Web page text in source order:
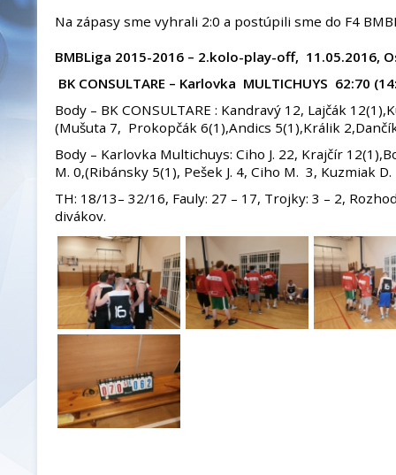
Na zápasy sme vyhrali 2:0 a postúpili sme do F4
BMBLiga 2015-2016 – 2.kolo-play-off, 11.05.2016,
BK CONSULTARE – Karlovka MULTICHUYS 62:70
Body – BK CONSULTARE : Kandravý 12, Lajčák
(Mušuta 7, Prokopčák 6(1),Andics 5(1),Králik
Body – Karlovka Multichuys: Ciho J. 22, Krajčír
M. 0,(Ribánsky 5(1), Pešek J. 4, Ciho M. 3, Kuzmiak D.
TH: 18/13– 32/16, Fauly: 27 – 17, Trojky: 3 – 2,
divákov.